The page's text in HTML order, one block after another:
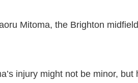
Mitoma, the Brighton
injury might not be minor,